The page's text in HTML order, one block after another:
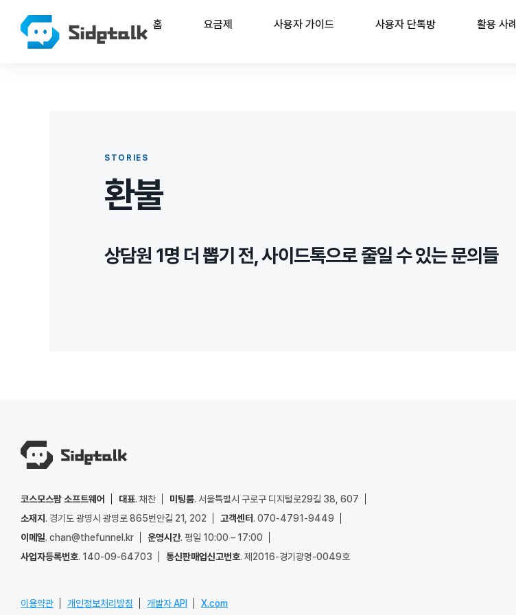
홈 요금제 사용자 가이드 사용자 단톡방 활용 사례
STORIES
환불
상담원 1명 더 뽑기 전, 사이드톡으로 줄일 수 있는 문의들
코스모스팜 소프트웨어 대표. 채찬 미팅룸. 서울특별시 구로구 디지털로29길 38, 607
소재지. 경기도 광명시 광명로 865번안길 21, 202 고객센터. 070-4791-9449
이메일. chan@thefunnel.kr 운영시간. 평일 10:00 – 17:00
사업자등록번호. 140-09-64703 통신판매업신고번호. 제2016-경기광명-0049호
이용약관 개인정보처리방침 개발자 API X.com